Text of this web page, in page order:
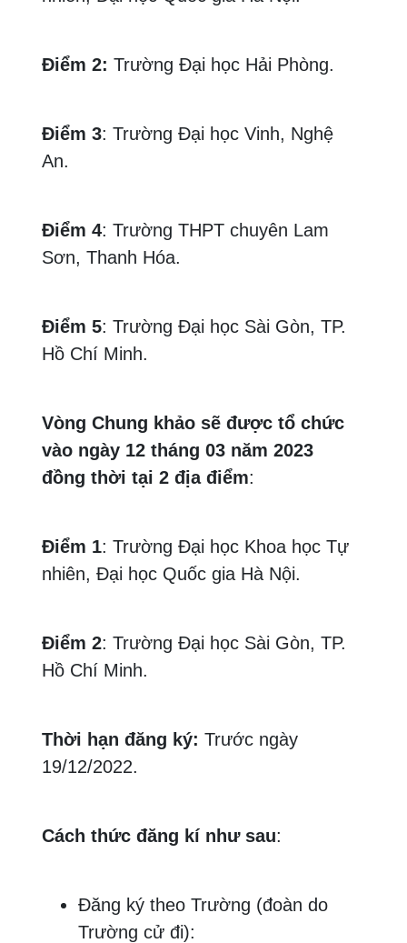
Điểm 2: Trường Đại học Hải Phòng.
Điểm 3: Trường Đại học Vinh, Nghệ
An.
Điểm 4: Trường THPT chuyên Lam
Sơn, Thanh Hóa.
Điểm 5: Trường Đại học Sài Gòn, TP.
Hồ Chí Minh.
Vòng Chung khảo sẽ được tổ chức
vào ngày 12 tháng 03 năm 2023
đồng thời tại 2 địa điểm:
Điểm 1: Trường Đại học Khoa học Tự
nhiên, Đại học Quốc gia Hà Nội.
Điểm 2: Trường Đại học Sài Gòn, TP.
Hồ Chí Minh.
Thời hạn đăng ký: Trước ngày
19/12/2022.
Cách thức đăng kí như sau:
Đăng ký theo Trường (đoàn do
Trường cử đi):